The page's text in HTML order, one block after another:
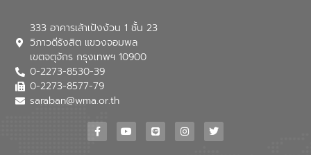
ใช้น้ำที่พุ่งสูงขึ้นจากการขยายตัวของ
การองค์การจัดการน้ำเสีย กล่าวถึงภารกิจ
เพื่อสนับสนุนการพัฒนาเมืองอย่างยั่งยืน
ขณะที่ นายบดินทร์ อุดล กรรมการผู้อำนวย
333 อาคารเล้าเป้งง้วน 1 ชั้น 23
วิภาวดีรังสิต แขวงจอมพล
เขตจตุจักร กรุงเทพฯ 10900
0-2273-8530-39
0-2273-8577-79
saraban@wma.or.th